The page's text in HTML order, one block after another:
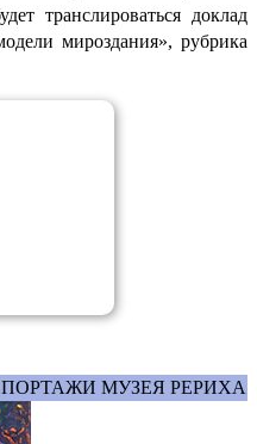
транслироваться доклад
мироздания», рубрика
МУЗЕЯ РЕРИХА